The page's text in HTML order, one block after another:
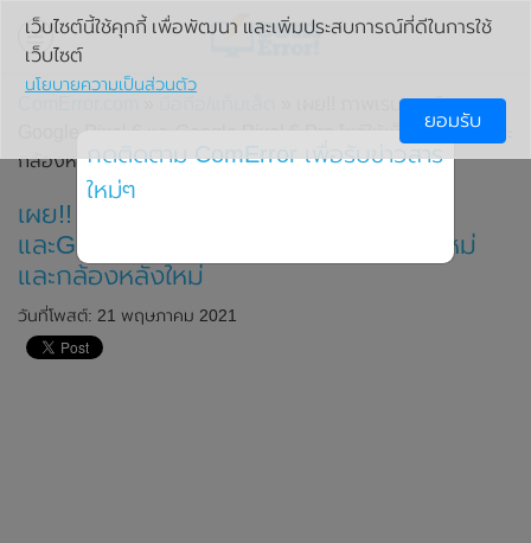
» เผย!! ภาพเรนเดอร์ของ
Google Pixel 6 และGoogle Pixel 6 Pro โชว์ให้เห็นดีไซน์ใหม่และ
กล้องหลังใหม่
เผย!! ภาพเรนเดอร์ของ Google Pixel 6
และGoogle Pixel 6 Pro โชว์ให้เห็นดีไซน์ใหม่
และกล้องหลังใหม่
วันที่โพสต์: 21 พฤษภาคม 2021
เว็บไซต์นี้ใช้คุกกี้ เพื่อพัฒนา และเพิ่มประสบการณ์ที่ดีในการใช้
เว็บไซต์
นโยบายความเป็นส่วนตัว
ยอมรับ
กดติดตาม ComError เพื่อรับข่าวสาร
ใหม่ๆ